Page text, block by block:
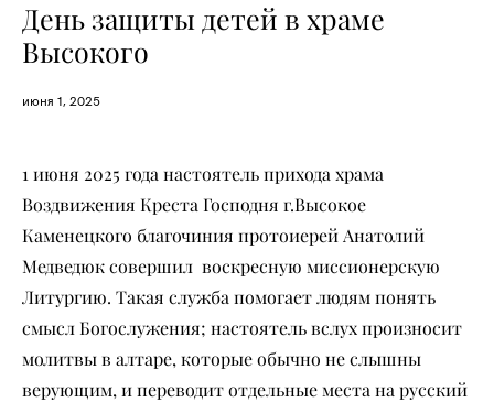
День защиты детей в храме
Высокого
июня 1, 2025
1 июня 2025 года настоятель прихода храма
Воздвижения Креста Господня г.Высокое
Каменецкого благочиния протоиерей Анатолий
Медведюк совершил воскресную миссионерскую
Литургию. Такая служба помогает людям понять
смысл Богослужения; настоятель вслух произносит
молитвы в алтаре, которые обычно не слышны
верующим, и переводит отдельные места на русский